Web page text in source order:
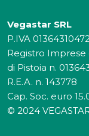
Vegastar SRL
P.IVA
Registro Imprese
di Pistoia n.
R.E.A. n. 143778
Cap. Soc. euro
© 2024